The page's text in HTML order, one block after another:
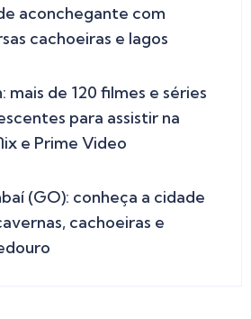
aconchegante com
cachoeiras e lagos
mais de 120 filmes e séries
para assistir na
e Prime Video
(GO): conheça a cidade
cachoeiras e